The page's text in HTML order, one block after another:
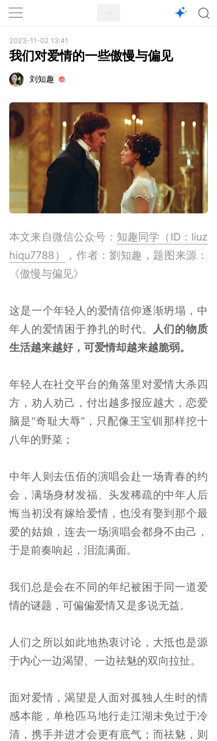
1X
2023-11-02 13:41
我们对爱情的一些傲慢与偏见
刘知趣
本文来自微信公众号： 知趣同学（ID：liuz
hiqu7788）
，作者：劉知趣，题图来源：
《傲慢与偏见》
这是一个年轻人的爱情信仰逐渐坍塌，中
年人的爱情困于挣扎的时代。
人们的物质
生活越来越好，可爱情却越来越脆弱。
年轻人在社交平台的角落里对爱情大杀四
方，劝人劝己，付出越多报应越大，恋爱
脑是“奇耻大辱”，只配像王宝钏那样挖十
八年的野菜；‍‍
中年人则去伍佰的演唱会赴一场青春的约
会，满场身材发福、头发稀疏的中年人后
悔当初没有嫁给爱情，也没有娶到那个最
爱的姑娘，连去一场演唱会都身不由己，
于是前奏响起，泪流满面。
我们总是会在不同的年纪被困于同一道爱
情的谜题，可偏偏爱情又是多说无益。
人们之所以如此地热衷讨论，大抵也是源
于内心一边渴望、一边祛魅的双向拉扯。
面对爱情，渴望是人面对孤独人生时的情
感本能，单枪匹马地行走江湖未免过于冷
清，携手并进才会更有底气；而祛魅，则